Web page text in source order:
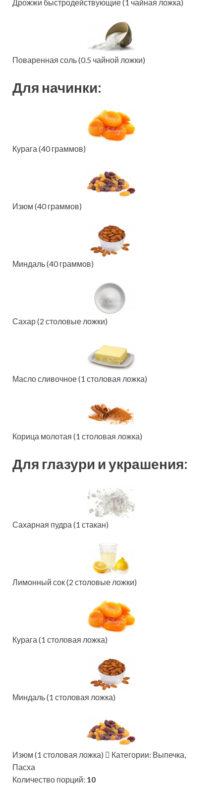
Дрожжи быстродействующие (1 чайная ложка)
Поваренная соль (0.5 чайной ложки)
Для начинки:
Курага (40 граммов)
Изюм (40 граммов)
Миндаль (40 граммов)
Сахар (2 столовые ложки)
Масло сливочное (1 столовая ложка)
Корица молотая (1 столовая ложка)
Для глазури и украшения:
Сахарная пудра (1 стакан)
Лимонный сок (2 столовые ложки)
Курага (1 столовая ложка)
Миндаль (1 столовая ложка)
Изюм (1 столовая ложка)
Категории: Выпечка,
Пасха
Количество порций: 10